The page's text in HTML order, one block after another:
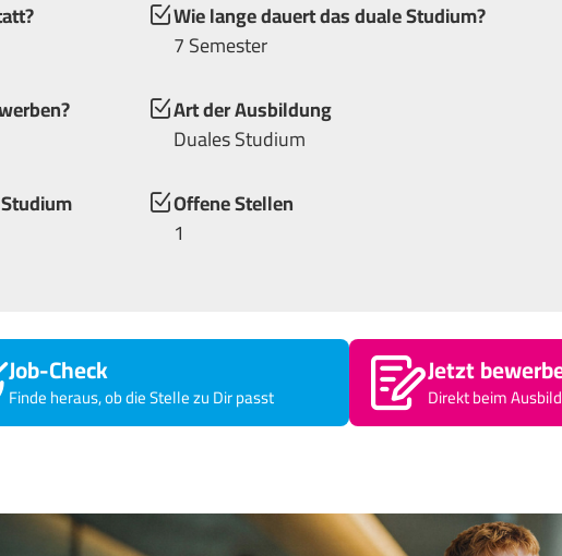
Wie lange dauert das duale Studium?
7 Semester
Art der Ausbildung
Duales Studium
Offene Stellen
1
Job-Check
Finde heraus, ob die Stelle zu Dir passt
Jetzt
Direkt beim